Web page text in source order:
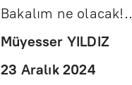
Bakalım ne olacak!..
Müyesser YILDIZ
23 Aralık 2024